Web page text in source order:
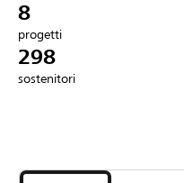
Collegarsi
DE FR IT
8
progetti
298
sostenitori
i